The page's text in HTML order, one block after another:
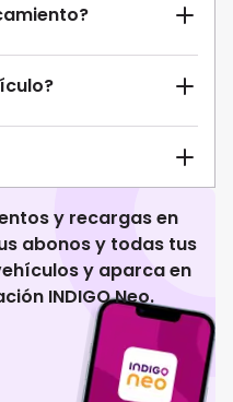
y recargas en
abonos y todas tus
y aparca en
INDIGO Neo.